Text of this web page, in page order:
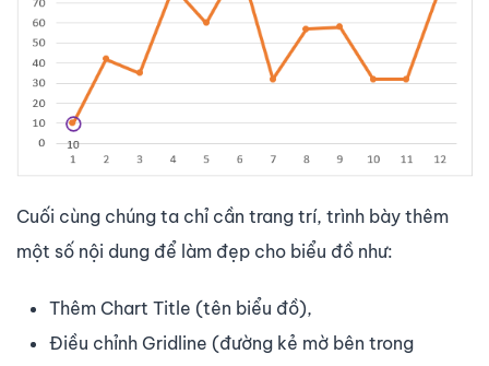
Cuối cùng chúng ta chỉ cần trang trí, trình bày thêm
một số nội dung để làm đẹp cho biểu đồ như:
Thêm Chart Title (tên biểu đồ),
Điều chỉnh Gridline (đường kẻ mờ bên trong